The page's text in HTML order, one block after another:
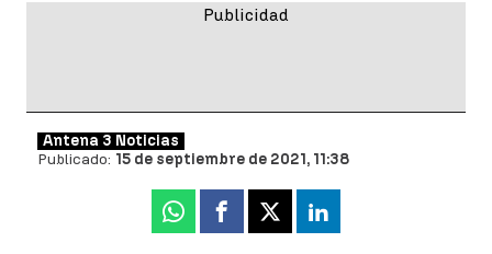
Antena 3 Noticias
Publicado: 15 de septiembre de 2021, 11:38
Whatsapp
Facebook
X Linkedin